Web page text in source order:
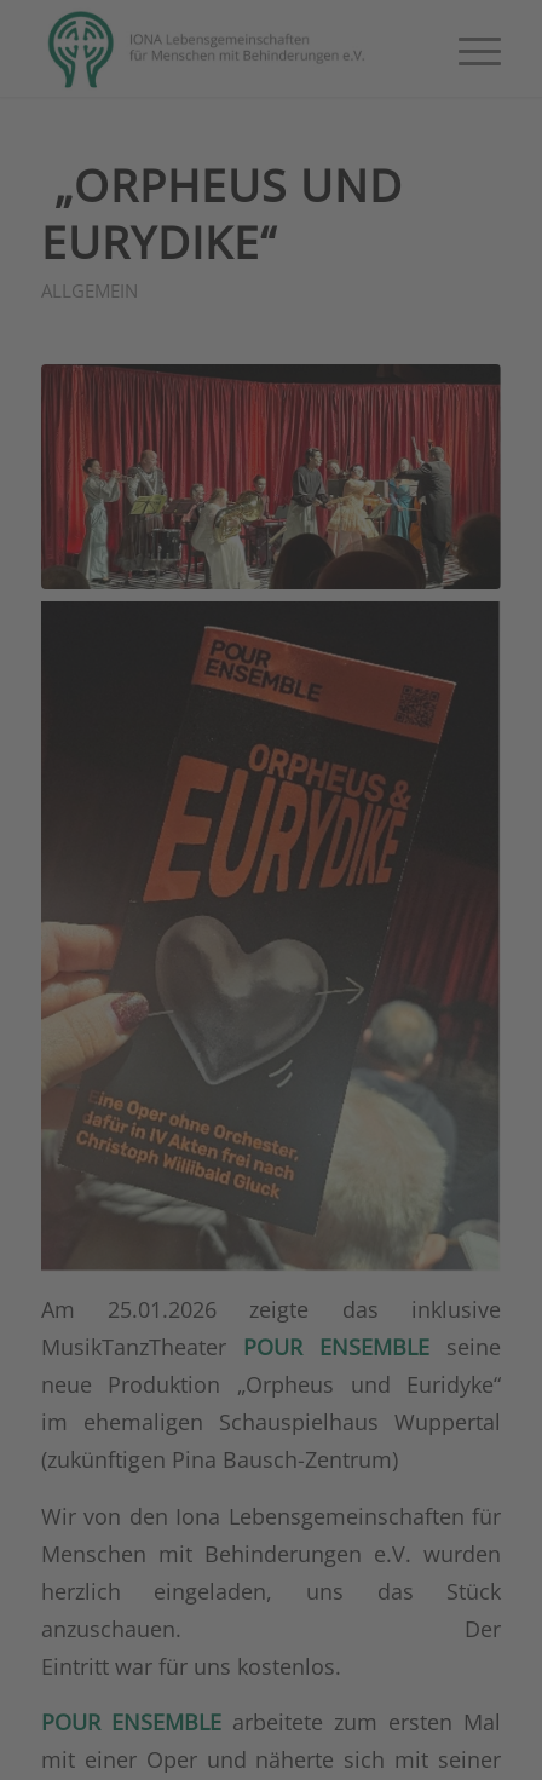
„ORPHEUS UND
EURYDIKE“
ALLGEMEIN
Am 25.01.2026 zeigte das inklusive
MusikTanzTheater POUR ENSEMBLE seine
neue Produktion „Orpheus und Euridyke“
im ehemaligen Schauspielhaus Wuppertal
(zukünftigen Pina Bausch-Zentrum)
Wir von den Iona Lebensgemeinschaften für
Menschen mit Behinderungen e.V. wurden
herzlich eingeladen, uns das Stück
anzuschauen. Der
Eintritt war für uns kostenlos.
POUR ENSEMBLEarbeitete zum ersten Mal
mit einer Oper und näherte sich mit seiner